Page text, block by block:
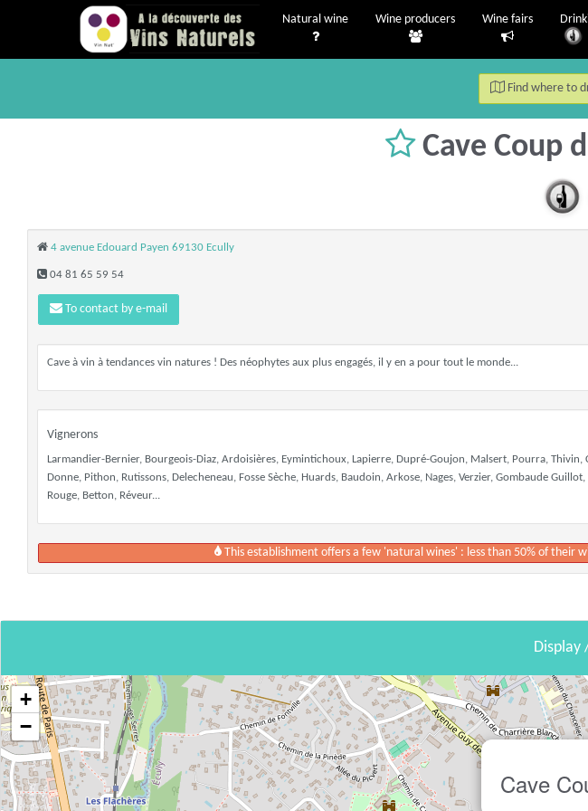
Natural wine Wine producers Wine fairs
Find where to
Cave Coup
4 avenue Edouard Payen 69130 Ecully
04 81 65 59 54
To contact by e-mail
Cave à vin à tendances vin natures ! Des néophytes aux plus engagés, il y en a pour tout le monde...
Vignerons
Larmandier-Bernier, Bourgeois-Diaz, Ardoisières, Eymintichoux, Lapierre, Dupré-Goujon, Malsert, Pourra, Thivin,
Donne, Pithon, Rutissons, Delecheneau, Fosse Sèche, Huards, Baudoin, Arkose, Nages, Verzier, Gombaude
Rouge, Betton, Réveur...
This establishment offers a few 'natural wines' : less than 50% of their
Display
Cave
+
−